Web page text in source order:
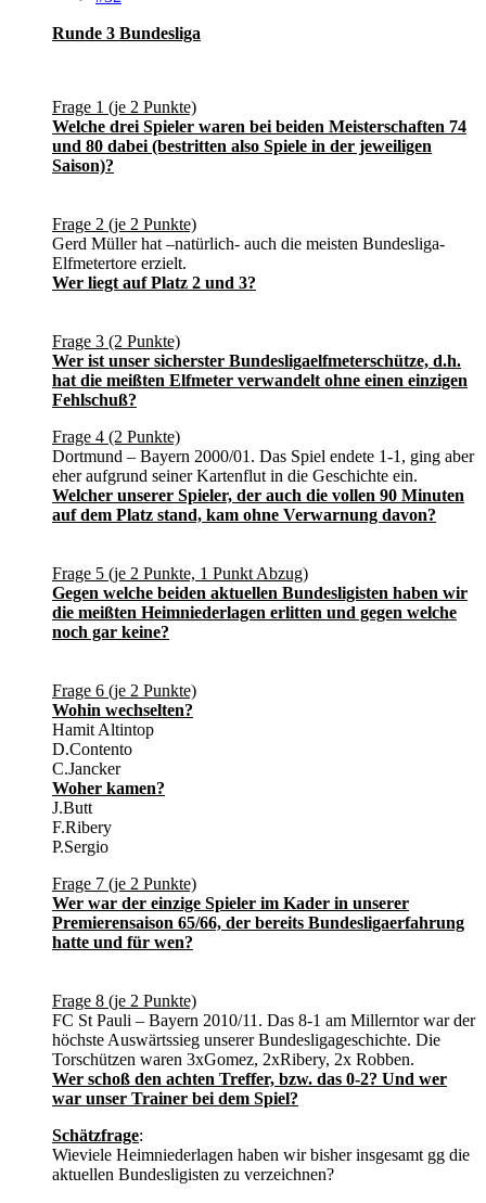
Runde 3 Bundesliga
Frage 1 (je 2 Punkte)
Welche drei Spieler waren bei beiden Meisterschaften 74
und 80 dabei (bestritten also Spiele in der jeweiligen
Saison)?
Frage 2 (je 2 Punkte)
Gerd Müller hat –natürlich- auch die meisten Bundesliga-
Elfmetertore erzielt.
Wer liegt auf Platz 2 und 3?
Frage 3 (2 Punkte)
Wer ist unser sicherster Bundesligaelfmeterschütze, d.h.
hat die meißten Elfmeter verwandelt ohne einen einzigen
Fehlschuß?
Frage 4 (2 Punkte)
Dortmund – Bayern 2000/01. Das Spiel endete 1-1, ging aber
eher aufgrund seiner Kartenflut in die Geschichte ein.
Welcher unserer Spieler, der auch die vollen 90 Minuten
auf dem Platz stand, kam ohne Verwarnung davon?
Frage 5 (je 2 Punkte, 1 Punkt Abzug)
Gegen welche beiden aktuellen Bundesligisten haben wir
die meißten Heimniederlagen erlitten und gegen welche
noch gar keine?
Frage 6 (je 2 Punkte)
Wohin wechselten?
Hamit Altintop
D.Contento
C.Jancker
Woher kamen?
J.Butt
F.Ribery
P.Sergio
Frage 7 (je 2 Punkte)
Wer war der einzige Spieler im Kader in unserer
Premierensaison 65/66, der bereits Bundesligaerfahrung
hatte und für wen?
Frage 8 (je 2 Punkte)
FC St Pauli – Bayern 2010/11. Das 8-1 am Millerntor war der
höchste Auswärtssieg unserer Bundesligageschichte. Die
Torschützen waren 3xGomez, 2xRibery, 2x Robben.
Wer schoß den achten Treffer, bzw. das 0-2? Und wer
war unser Trainer bei dem Spiel?
Schätzfrage:
Wieviele Heimniederlagen haben wir bisher insgesamt gg die
aktuellen Bundesligisten zu verzeichnen?